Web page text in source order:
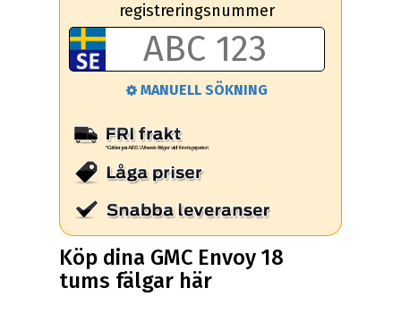
registreringsnummer
MANUELL SÖKNING
Köp dina GMC Envoy 18
tums fälgar här